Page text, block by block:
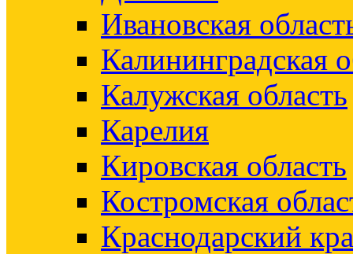
Ивановская
Калининградская
Калужская область
Карелия
Кировская область
Костромская
Краснодарский